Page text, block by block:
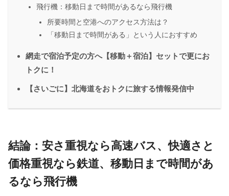
飛行機：移動日まで時間があるなら飛行機
所要時間と空港へのアクセス方法は？
「移動日まで時間がある」という人におすすめ
網走で宿泊予定の方へ【移動＋宿泊】セットで更にお
トクに！
【さいごに】北海道をおトクに旅する情報発信中
結論：安さ重視なら高速バス、快適さと
価格重視なら鉄道、移動日まで時間があ
るなら飛行機